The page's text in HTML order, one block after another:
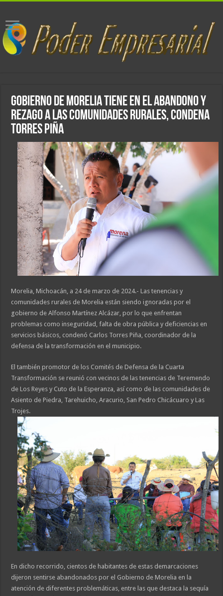
Gobierno de Morelia tiene en el abandono y
rezago a las comunidades rurales, condena
Torres Piña
Morelia, Michoacán, a 24 de marzo de 2024.- Las tenencias y
comunidades rurales de Morelia están siendo ignoradas por el
gobierno de Alfonso Martínez Alcázar, por lo que enfrentan
problemas como inseguridad, falta de obra pública y deficiencias en
servicios básicos, condenó Carlos Torres Piña, coordinador de la
defensa de la transformación en el municipio.
El también promotor de los Comités de Defensa de la Cuarta
Transformación se reunió con vecinos de las tenencias de Teremendo
de Los Reyes y Cuto de la Esperanza, así como de las comunidades de
Asiento de Piedra, Tarehuicho, Aracurio, San Pedro Chicácuaro y Las
Trojes.
En dicho recorrido, cientos de habitantes de estas demarcaciones
dijeron sentirse abandonados por el Gobierno de Morelia en la
atención de diferentes problemáticas, entre las que destaca la sequía